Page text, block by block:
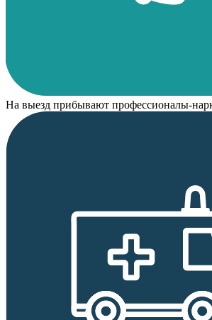
На выезд прибывают профессионалы-